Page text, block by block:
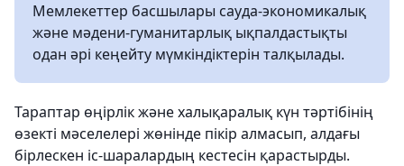
Мемлекеттер басшылары сауда-экономикалық
және мәдени-гуманитарлық ықпалдастықты
одан әрі кеңейту мүмкіндіктерін талқылады.
Тараптар өңірлік және халықаралық күн тәртібінің
өзекті мәселелері жөнінде пікір алмасып, алдағы
бірлескен іс-шаралардың кестесін қарастырды.